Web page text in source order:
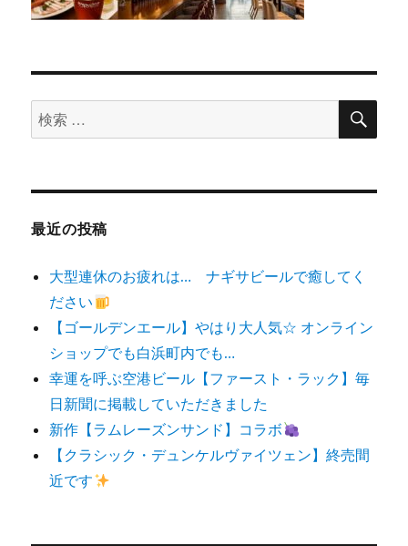
検
索
象:
検
最近の投稿
大型連休のお疲れは… ナギサビールで癒してく
ださい
【ゴールデンエール】やはり大人気☆ オンライン
ショップでも白浜町内でも…
幸運を呼ぶ空港ビール【ファースト・ラック】毎
日新聞に掲載していただきました
新作【ラムレーズンサンド】コラボ
【クラシック・デュンケルヴァイツェン】終売間
近です